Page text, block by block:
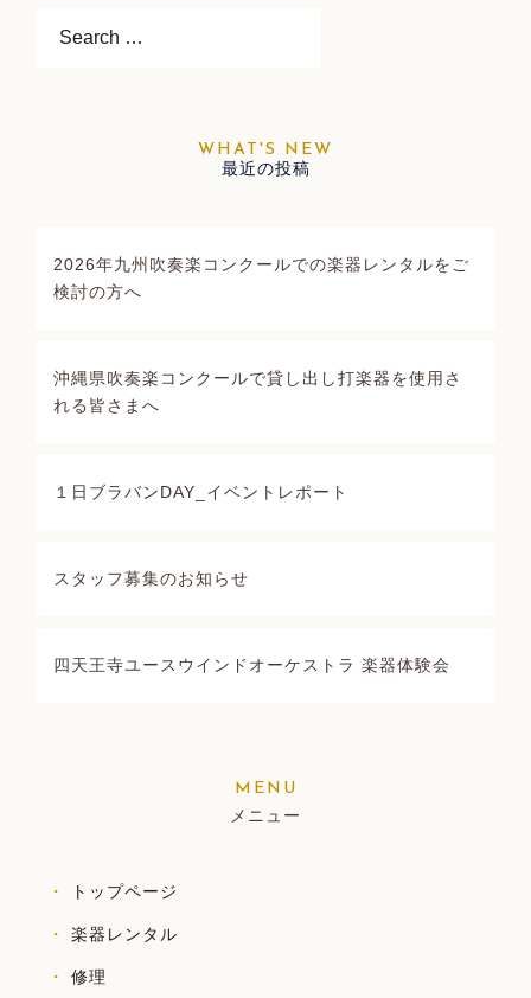
最近の投稿
2026年九州吹奏楽コンクールでの楽器レンタルをご
検討の方へ
沖縄県吹奏楽コンクールで貸し出し打楽器を使用さ
れる皆さまへ
１日ブラバンDAY_イベントレポート
スタッフ募集のお知らせ
四天王寺ユースウインドオーケストラ 楽器体験会
メニュー
トップページ
楽器レンタル
修理